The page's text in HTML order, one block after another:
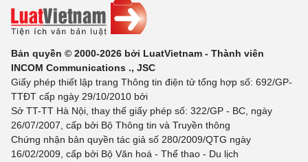
Bản quyền © 2000-2026 bởi LuatVietnam - Thành viên
INCOM Communications ., JSC
Giấy phép thiết lập trang Thông tin điện tử tổng hợp số: 692/GP-
TTĐT cấp ngày 29/10/2010 bởi
Sở TT-TT Hà Nội, thay thế giấy phép số: 322/GP - BC, ngày
26/07/2007, cấp bởi Bộ Thông tin và Truyền thông
Chứng nhận bản quyền tác giả số 280/2009/QTG ngày
16/02/2009, cấp bởi Bộ Văn hoá - Thể thao - Du lịch